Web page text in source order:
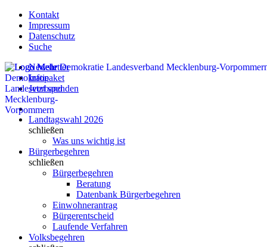
Kontakt
Impressum
Datenschutz
Suche
Newsletter
Infopaket
Jetzt spenden
Landtagswahl 2026
schließen
Was uns wichtig ist
Bürgerbegehren
schließen
Bürgerbegehren
Beratung
Datenbank Bürgerbegehren
Einwohnerantrag
Bürgerentscheid
Laufende Verfahren
Volksbegehren